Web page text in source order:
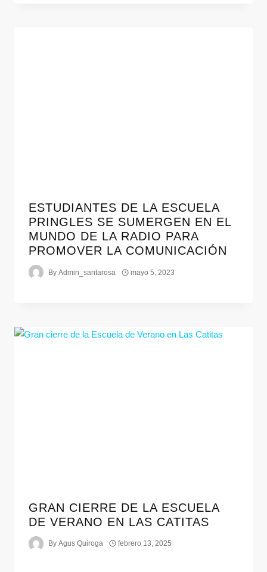
ESTUDIANTES DE LA ESCUELA
PRINGLES SE SUMERGEN EN EL
MUNDO DE LA RADIO PARA
PROMOVER LA COMUNICACIÓN
By Admin_santarosa mayo 5, 2023
GRAN CIERRE DE LA ESCUELA
DE VERANO EN LAS CATITAS
By Agus Quiroga febrero 13, 2025